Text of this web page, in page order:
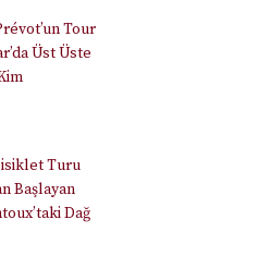
Tour
Üst Üste
Turu
Başlayan
Dağ